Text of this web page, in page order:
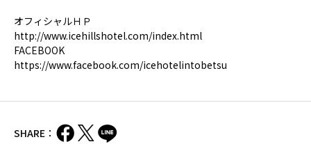
オフィシャルＨＰ
http://www.icehillshotel.com/index.html
FACEBOOK
https://www.facebook.com/icehotelintobetsu
SHARE：